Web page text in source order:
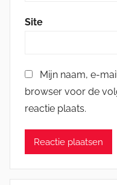
Site
Mijn naam, e-
browser voor de
reactie plaats.